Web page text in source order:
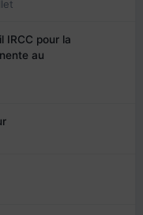
IRCC pour la
au